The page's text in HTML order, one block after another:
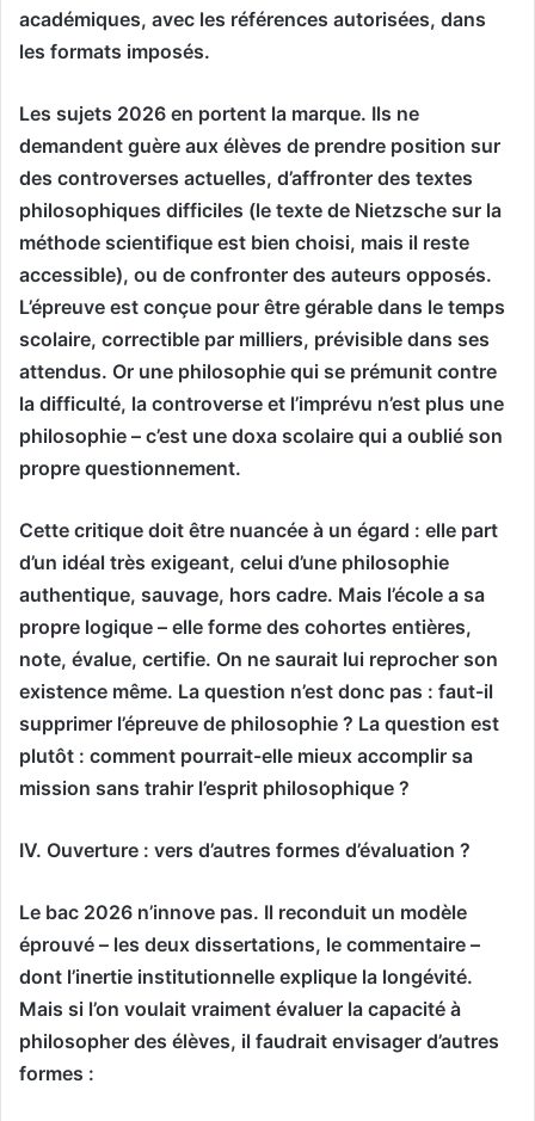
académiques, avec les références autorisées, dans
les formats imposés.
Les sujets 2026 en portent la marque. Ils ne
demandent guère aux élèves de prendre position sur
des controverses actuelles, d’affronter des textes
philosophiques difficiles (le texte de Nietzsche sur la
méthode scientifique est bien choisi, mais il reste
accessible), ou de confronter des auteurs opposés.
L’épreuve est conçue pour être gérable dans le temps
scolaire, correctible par milliers, prévisible dans ses
attendus. Or une philosophie qui se prémunit contre
la difficulté, la controverse et l’imprévu n’est plus une
philosophie – c’est une doxa scolaire qui a oublié son
propre questionnement.
Cette critique doit être nuancée à un égard : elle part
d’un idéal très exigeant, celui d’une philosophie
authentique, sauvage, hors cadre. Mais l’école a sa
propre logique – elle forme des cohortes entières,
note, évalue, certifie. On ne saurait lui reprocher son
existence même. La question n’est donc pas : faut-il
supprimer l’épreuve de philosophie ? La question est
plutôt : comment pourrait-elle mieux accomplir sa
mission sans trahir l’esprit philosophique ?
IV. Ouverture : vers d’autres formes d’évaluation ?
Le bac 2026 n’innove pas. Il reconduit un modèle
éprouvé – les deux dissertations, le commentaire –
dont l’inertie institutionnelle explique la longévité.
Mais si l’on voulait vraiment évaluer la capacité à
philosopher des élèves, il faudrait envisager d’autres
formes :